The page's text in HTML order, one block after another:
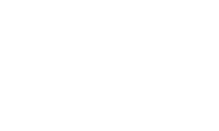
de confidentialité, en garantissant la conformité